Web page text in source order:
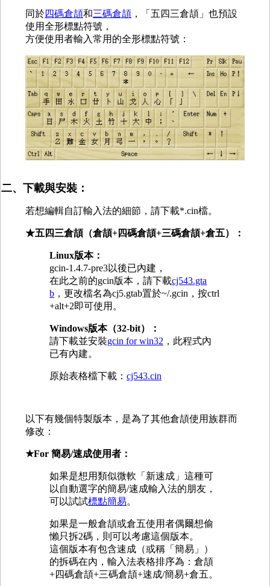
同於四碼倉頡和三碼倉頡 ，「五四三倉頡」也預設
使用全形標點符號，
方便使用者輸入常用的全形標點符號：
二、下載與安裝：
若想編輯自訂輸入法的細節，請下載*.cin檔。
★五四三倉頡（倉頡+四碼倉頡+三碼倉頡+倉五）：
Linux版本：
gcin-1.4.7-pre3以後已內建，
在此之前的gcin版本，請下載cj543.gta
b ，更改檔名為cj5.gtab置於~/.gcin，按ctrl
+alt+2即可使用。
Windows版本（32-bit）：
請下載並安裝gcin for win32 ，此程式內
已有內建。
原始表格檔下載： cj543.cin
以下有幾個特製版本，是為了其他倉頡使用族群而
修改：
★For 簡易/速成使用者 ：
如果是想用類似微軟「新速成」這種可
以自動選字的簡易/速成輸入法的朋友，
可以試試標點簡易。
如果是一般倉頡或倉五使用者偶爾想偷
懶只拆2碼，則可以考慮這個版本。
這個版本有包含速成（或稱「簡易」）
的拆碼在內，輸入法表格排序為：倉頡
+四碼倉頡+三碼倉頡+速成/簡易+倉五。